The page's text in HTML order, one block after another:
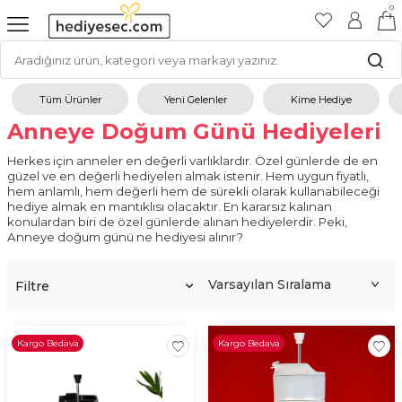
0
Tüm Ürünler Yeni Gelenler Kime Hediye
Anneye Doğum Günü Hediyeleri
Herkes için anneler en değerli varlıklardır. Özel günlerde de en
güzel ve en değerli hediyeleri almak istenir. Hem uygun fiyatlı,
hem anlamlı, hem değerli hem de sürekli olarak kullanabileceği
hediye almak en mantıklısı olacaktır. En kararsız kalınan
konulardan biri de özel günlerde alınan hediyelerdir. Peki,
Anneye doğum günü ne hediyesi alınır?
Bütün kadınlar takı kullanmayı çok sever ve sürekli olarak
seçimlerden biri olacaktır.
Hediye konusunda bir başka seçeneğiniz ise kupa bardak olabilir.
Filtre
Kargo Bedava Kargo Bedava